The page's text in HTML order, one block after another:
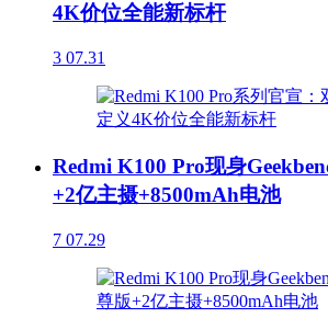
4K价位全能新标杆
3 07.31
Redmi K100 Pro现身
+2亿主摄+8500mAh电池
7 07.29